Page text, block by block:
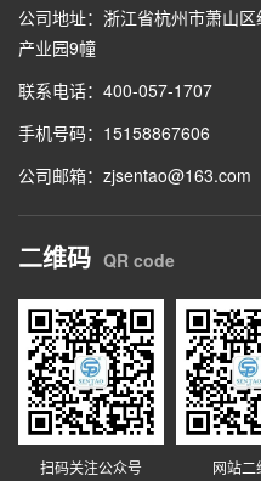
公司地址：浙江省杭州市萧山
产业园9幢
联系电话：400-057-1707
手机号码：15158867606
公司邮箱：zjsentao@163.com
二维码 QR code
扫码关注公众号 网站二